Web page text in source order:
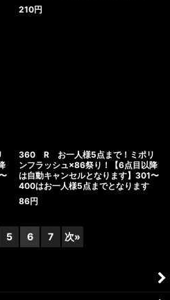
210円
360 R お一人様5点まで！ミポリ
ンフラッシュ×86祭り！【6点目以降
は自動キャンセルとなります】301〜
400はお一人様5点までとなります
86円
5 6 7 次»